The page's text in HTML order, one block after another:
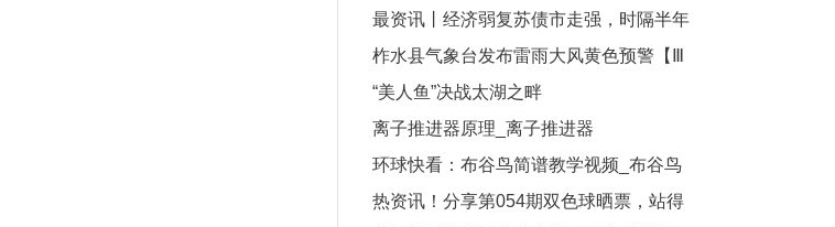
聚焦
建安全管家-每日看点
最资讯丨经济弱复苏债市走强，时隔半年
理财规模止跌回升
柞水县气象台发布雷雨大风黄色预警【Ⅲ
级/较重】【2023-05-14】
“美人鱼”决战太湖之畔
离子推进器原理_离子推进器
环球快看：布谷鸟简谱教学视频_布谷鸟
简谱
热资讯！分享第054期双色球晒票，站得